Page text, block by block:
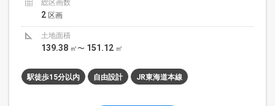
総区画数
2 区画
土地面積
139.38 ㎡〜 151.12 ㎡
駅徒歩15分以内 自由設計 JR東海道本線